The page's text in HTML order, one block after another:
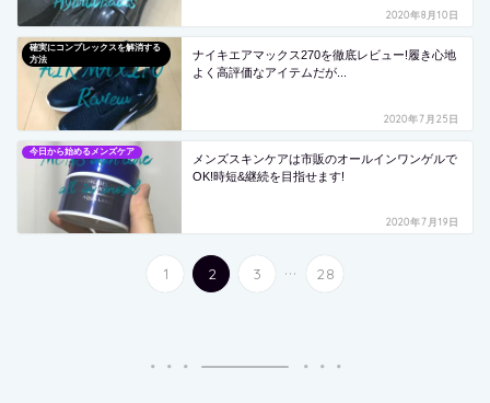
2020年8月10日
確実にコンプレックスを解消する
方法
ナイキエアマックス270を徹底レビュー!履き心地
よく高評価なアイテムだが...
2020年7月25日
今日から始めるメンズケア
メンズスキンケアは市販のオールインワンゲルで
OK!時短&継続を目指せます!
2020年7月19日
1 2 3 ... 28